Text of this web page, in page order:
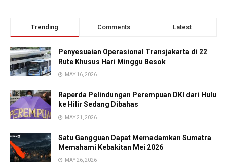
Trending Comments Latest
Penyesuaian Operasional Transjakarta di 22
Rute Khusus Hari Minggu Besok
MAY 16, 2026
Raperda Pelindungan Perempuan DKI dari Hulu
ke Hilir Sedang Dibahas
MAY 21, 2026
Satu Gangguan Dapat Memadamkan Sumatra
Memahami Kebakitan Mei 2026
MAY 26, 2026